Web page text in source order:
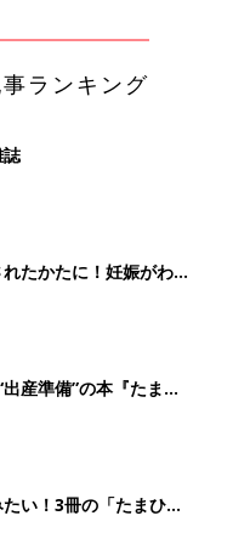
ランキング
たかたに！妊娠がわか
む本『初めてのたまご
産準備”の本『たまご
スペシャル大特集〉
い！3冊の「たまひ